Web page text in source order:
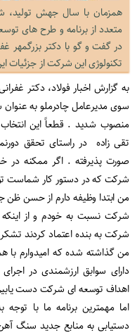
همزمان با سال جهش تولید،
متعدد از برنامه و طرح های
در گفت و گو با دکتر بزرگمهر
تکنولوژی این شرکت از جزئیات
به گزارش اخبار فولاد، دکتر
سوی مدیرعامل چادرملو به
منصوب شدید . قطعاً این
صورت پذیرفته . اگر ممکنه
شرکت که در دستور کار شماست
من ابتدا وظیفه دارم از حسن
شرکت نسبت به خودم و از اینکه
شرکت به بنده اعتماد کردند
من گذاشته شده که امیدوارم با
دارای سوابق ارزشمندی در
اهداف توسعه ای شرکت دست
اما مهمترین برنامه ما با
دستیابی به منابع جدید سنگ